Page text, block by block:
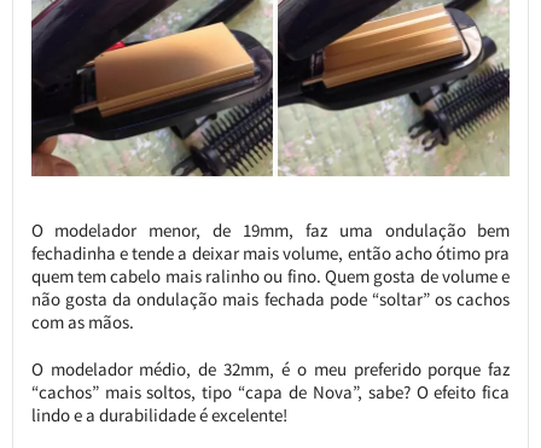
O modelador menor, de 19mm, faz uma ondulação bem
fechadinha e tende a deixar mais volume, então acho ótimo pra
quem tem cabelo mais ralinho ou fino. Quem gosta de volume e
não gosta da ondulação mais fechada pode “soltar” os cachos
com as mãos.
O modelador médio, de 32mm, é o meu preferido porque faz
“cachos” mais soltos, tipo “capa de Nova”, sabe? O efeito fica
lindo e a durabilidade é excelente!